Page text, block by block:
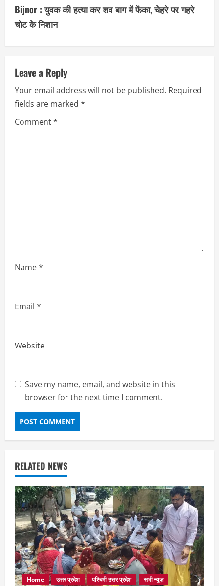
i
n
e
R
e
Bijnor : युवक की हत्या कर शव बाग में फेंका, चेहरे पर गहरे
चोट के निशान
Leave a Reply
Your email address will not be published. Required
fields are marked *
Comment*
Name*
Email *
Website
Save my name, email, and website in this
browser for the next time I comment.
RELATED NEWS
Home उत्तर प्रदेश पश्चिमी उत्तर प्रदेश सभी न्यूज़